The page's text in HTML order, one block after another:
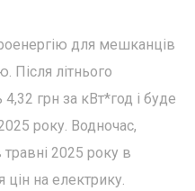
для мешканців
Після літнього
грн за кВт*год і буде
року. Водночас,
2025 року в
на електрику.